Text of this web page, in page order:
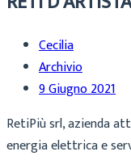
Cecilia
Archivio
9 Giugno 2021
RetiPiù srl, azienda
energia elettrica e